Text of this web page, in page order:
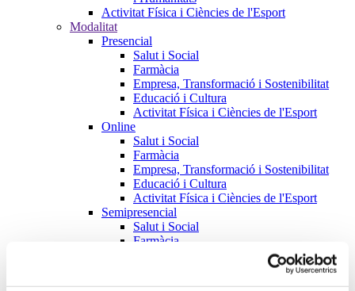
Activitat Física i Ciències de l'Esport
Modalitat
Presencial
Salut i Social
Farmàcia
Empresa, Transformació i Sostenibilitat
Educació i Cultura
Activitat Física i Ciències de l'Esport
Online
Salut i Social
Farmàcia
Empresa, Transformació i Sostenibilitat
Educació i Cultura
Activitat Física i Ciències de l'Esport
Semipresencial
Salut i Social
Farmàcia
Empresa, Transformació i Sostenibilitat
Activitat Física i Ciències de l'Esport